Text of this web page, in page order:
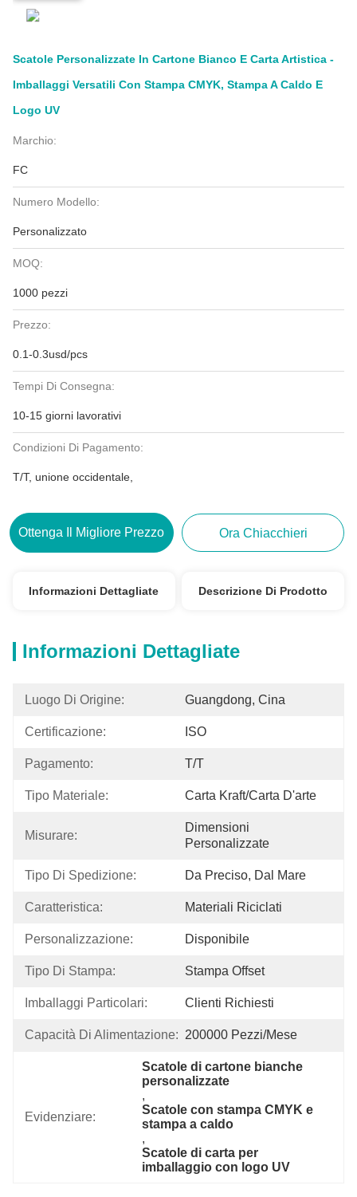
Scatole Personalizzate In Cartone Bianco E Carta Artistica -
Imballaggi Versatili Con Stampa CMYK, Stampa A Caldo E
Logo UV
Marchio:
FC
Numero Modello:
Personalizzato
MOQ:
1000 pezzi
Prezzo:
0.1-0.3usd/pcs
Tempi Di Consegna:
10-15 giorni lavorativi
Condizioni Di Pagamento:
T/T, unione occidentale,
Ottenga Il Migliore Prezzo Ora Chiacchieri
Informazioni Dettagliate Descrizione Di Prodotto
Informazioni Dettagliate
Luogo Di Origine: Guangdong, Cina
Certificazione: ISO
Pagamento: T/T
Tipo Materiale: Carta Kraft/carta D'arte
Misurare:
Dimensioni
Personalizzate
Tipo Di Spedizione: Da Preciso, Dal Mare
Caratteristica: Materiali Riciclati
Personalizzazione: Disponibile
Tipo Di Stampa: Stampa Offset
Imballaggi Particolari: Clienti Richiesti
Capacità Di Alimentazione: 200000 Pezzi/mese
Evidenziare:
Scatole di cartone bianche
personalizzate
,
Scatole con stampa CMYK e
stampa a caldo
,
Scatole di carta per
imballaggio con logo UV